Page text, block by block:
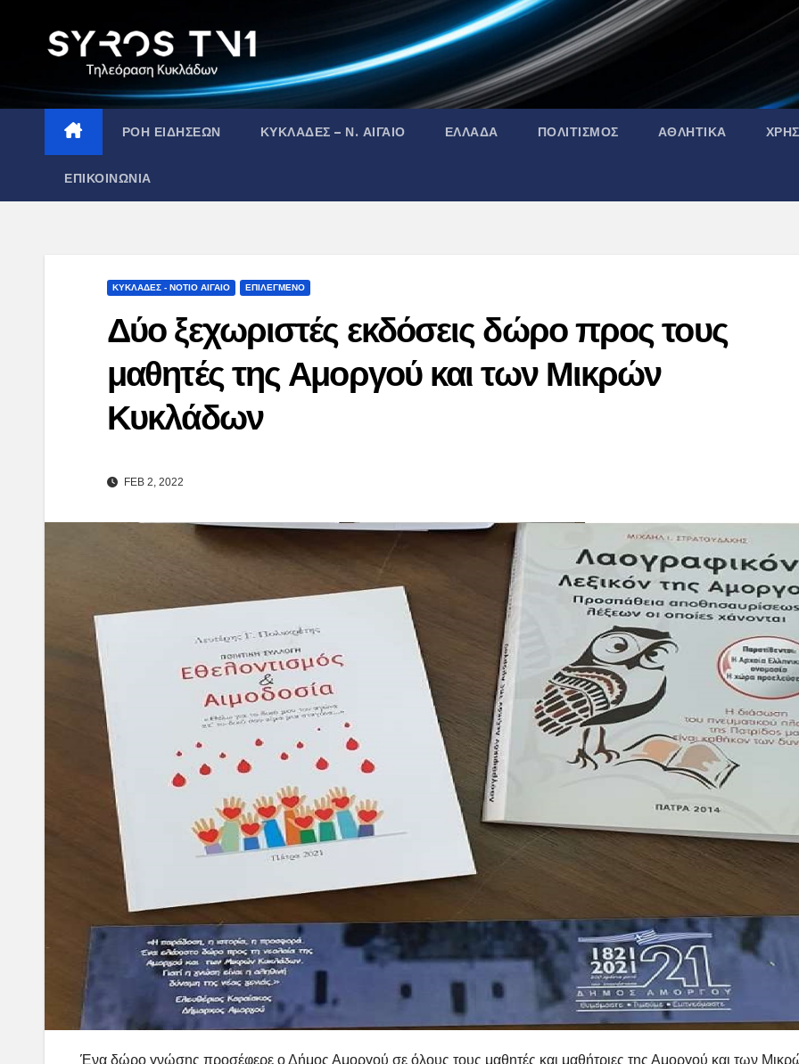
ΡΟΗ ΕΙΔΗΣΕΩΝ ΚΥΚΛΑΔΕΣ – Ν. ΑΙΓΑΙΟ ΕΛΛΑΔΑ ΠΟΛΙΤΙΣΜΟΣ ΑΘΛΗΤΙΚΑ
ΕΠΙΚΟΙΝΩΝΙΑ
ΚΥΚΛΑΔΕΣ - ΝΟΤΙΟ ΑΙΓΑΙΟ ΕΠΙΛΕΓΜΕΝΟ
Δύο ξεχωριστές εκδόσεις δώρο προς τους
μαθητές της Αμοργού και των Μικρών
Κυκλάδων
FEB 2, 2022
Ένα δώρο γνώσης προσέφερε ο Δήμος Αμοργού σε όλους τους μαθητές και μαθήτριες της Αμοργού και των